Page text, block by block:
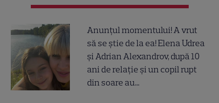
Anunțul momentului! A vrut
să se știe de la ea! Elena Udrea
și Adrian Alexandrov, după 10
ani de relație și un copil rupt
din soare au...